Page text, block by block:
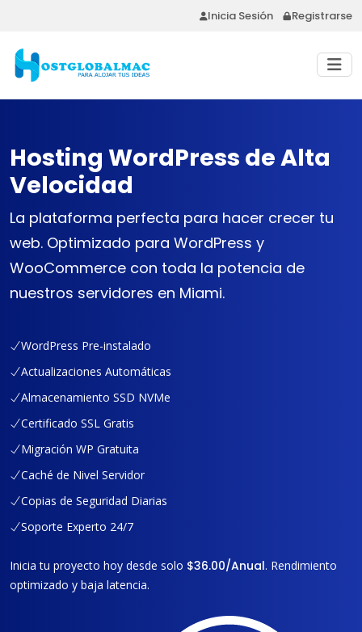
Inicia Sesión Registrarse
Hosting WordPress de Alta
Velocidad
La plataforma perfecta para hacer crecer tu
web. Optimizado para WordPress y
WooCommerce con toda la potencia de
nuestros servidores en Miami.
WordPress Pre-instalado
Actualizaciones Automáticas
Almacenamiento SSD NVMe
Certificado SSL Gratis
Migración WP Gratuita
Caché de Nivel Servidor
Copias de Seguridad Diarias
Soporte Experto 24/7
Inicia tu proyecto hoy desde solo $36.00/Anual. Rendimiento
optimizado y baja latencia.